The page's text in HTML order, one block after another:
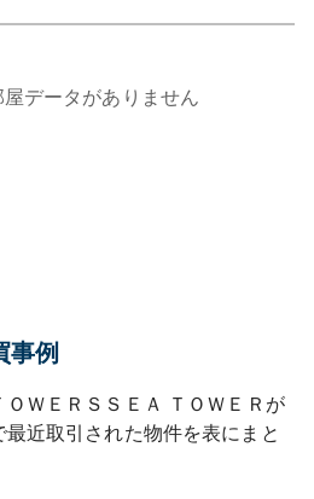
データがありません
事例
ＷＥＲＳＳＥＡ ＴＯＷＥＲ が
最近取引された物件を表にまと